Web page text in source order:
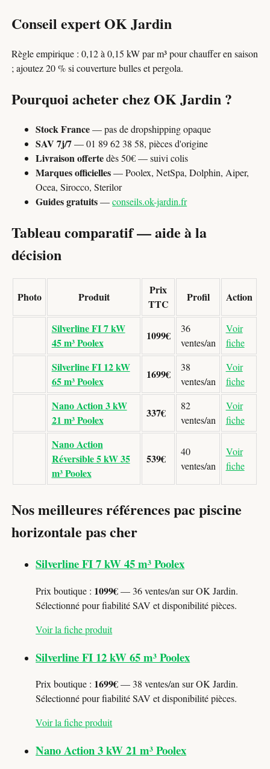
Conseil expert OK Jardin
Règle empirique : 0,12 à 0,15 kW par m³ pour chauffer en saison
; ajoutez 20 % si couverture bulles et pergola.
Pourquoi acheter chez OK Jardin ?
Stock France— pas de dropshipping opaque
SAV 7j/7— 01 89 62 38 58, pièces d'origine
Livraison offertedès 50€ — suivi colis
Marques officielles— Poolex, NetSpa, Dolphin, Aiper,
Ocea, Sirocco, Sterilor
Guides gratuits—conseils.ok-jardin.fr
Tableau comparatif — aide à la
décision
Photo Produit
Prix
TTC
Profil Action
Silverline FI 7 kW
45 m³ Poolex
1099€
36
ventes/an
Voir
fiche
Silverline FI 12 kW
65 m³ Poolex
1699€
38
ventes/an
Voir
fiche
Nano Action 3 kW
21 m³ Poolex
337€
82
ventes/an
Voir
fiche
Nano Action
Réversible 5 kW 35
m³ Poolex
539€
40
ventes/an
Voir
fiche
Nos meilleures références pac piscine
horizontale pas cher
Silverline FI 7 kW 45 m³ Poolex
Prix boutique : 1099€— 36 ventes/an sur OK Jardin.
Sélectionné pour fiabilité SAV et disponibilité pièces.
Voir la fiche produit
Silverline FI 12 kW 65 m³ Poolex
Prix boutique : 1699€— 38 ventes/an sur OK Jardin.
Sélectionné pour fiabilité SAV et disponibilité pièces.
Voir la fiche produit
Nano Action 3 kW 21 m³ Poolex